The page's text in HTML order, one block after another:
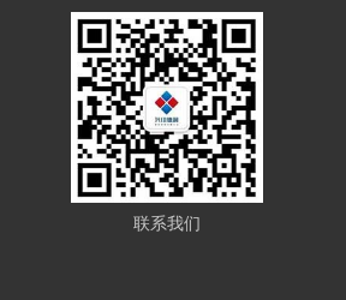
联系我们